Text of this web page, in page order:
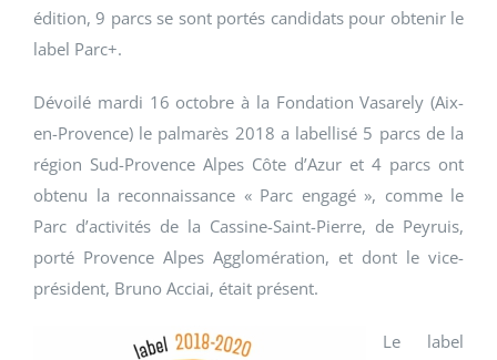
édition, 9 parcs se sont portés candidats pour obtenir le
label Parc+.
Dévoilé mardi 16 octobre à la Fondation Vasarely (Aix-
en-Provence) le palmarès 2018 a labellisé 5 parcs de la
région Sud-Provence Alpes Côte d’Azur et 4 parcs ont
obtenu la reconnaissance « Parc engagé », comme le
Parc d’activités de la Cassine-Saint-Pierre, de Peyruis,
porté Provence Alpes Agglomération, et dont le vice-
président, Bruno Acciai, était présent.
Le label